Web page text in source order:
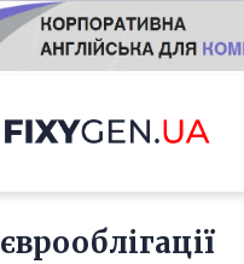
єврооблігації